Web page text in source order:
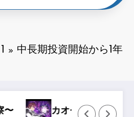
1 中長期投資開始から1年
どストライク〜